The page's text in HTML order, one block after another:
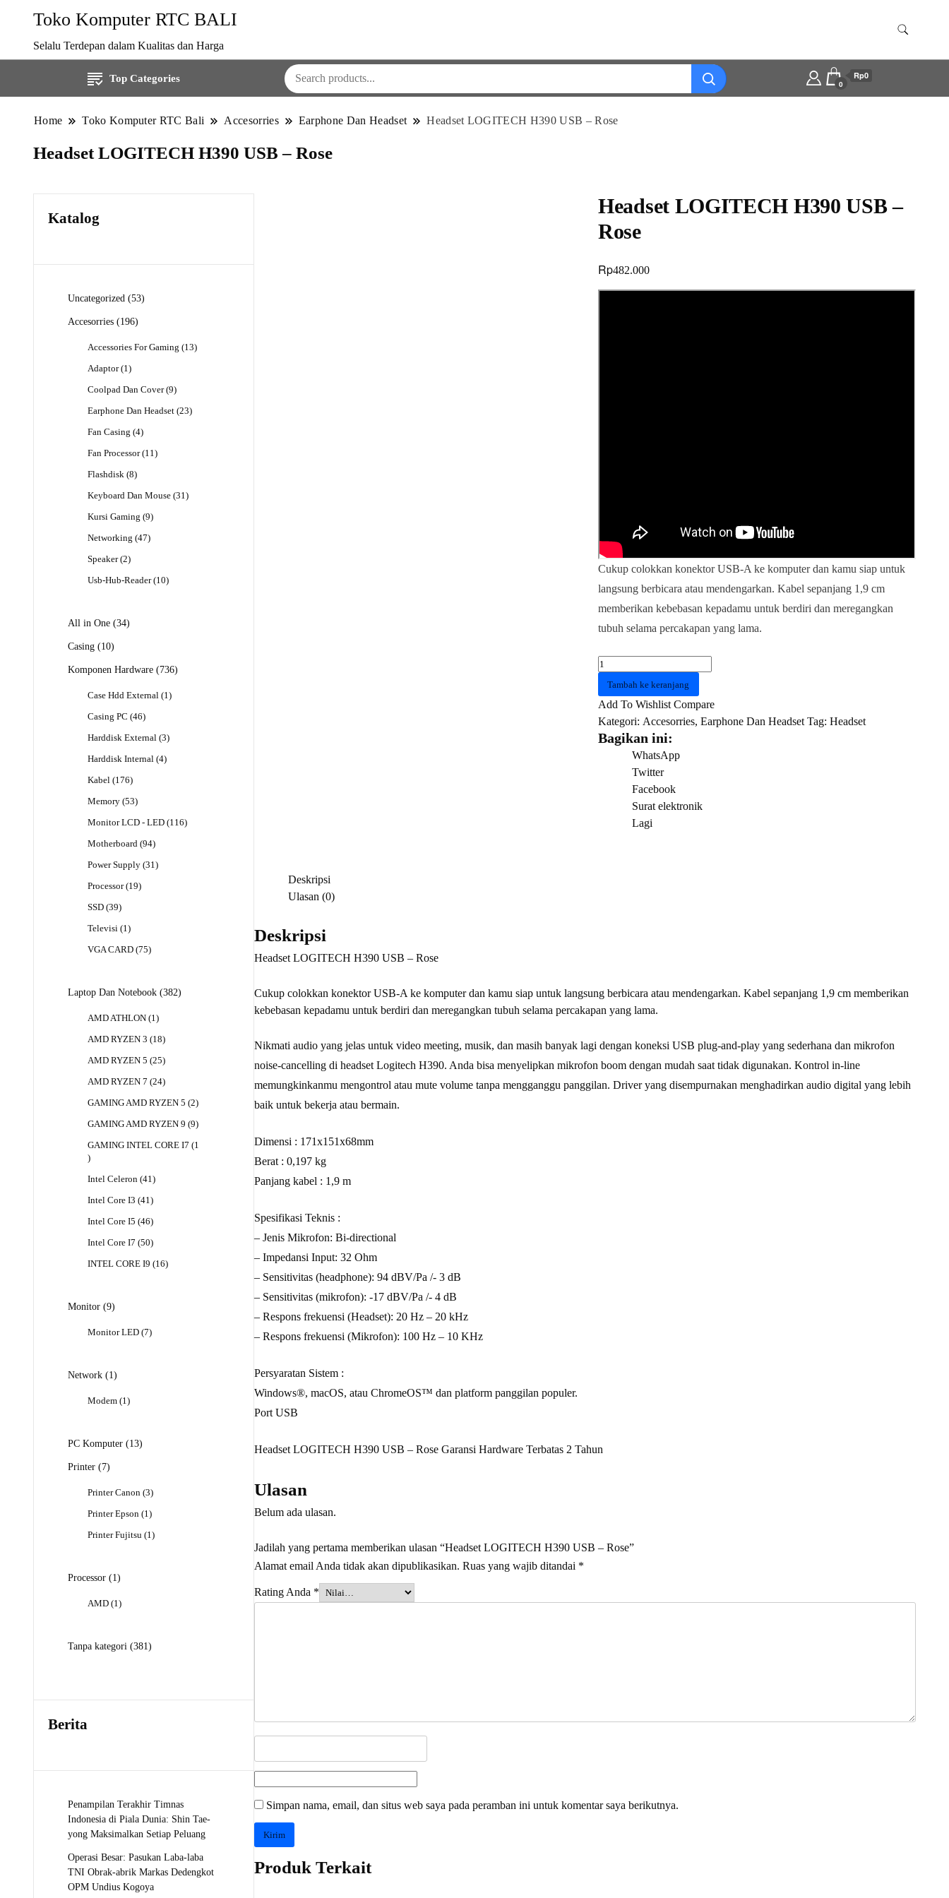
Toko Komputer RTC BALI
Selalu Terdepan dalam Kualitas dan Harga
Top Categories 0
Rp0
Home Toko Komputer RTC Bali Accesorries Earphone Dan Headset Headset LOGITECH H390 USB – Rose
Headset LOGITECH H390 USB – Rose
Headset LOGITECH H390 USB –
Rose
Rp482.000
Cukup colokkan konektor USB-A ke komputer dan kamu siap untuk
langsung berbicara atau mendengarkan. Kabel sepanjang 1,9 cm
memberikan kebebasan kepadamu untuk berdiri dan meregangkan
tubuh selama percakapan yang lama.
Kuantitas
Headset
LOGITECH
USB
Tambah ke keranjang
Add To Wishlist Compare
Kategori: Accesorries, Earphone Dan Headset Tag: Headset
Bagikan ini:
WhatsApp
Twitter
Facebook
Surat elektronik
Lagi
Deskripsi
Ulasan (0)
Deskripsi
Headset LOGITECH H390 USB – Rose
Cukup colokkan konektor USB-A ke komputer dan kamu siap untuk langsung berbicara atau mendengarkan. Kabel sepanjang 1,9 cm memberikan
kebebasan kepadamu untuk berdiri dan meregangkan tubuh selama percakapan yang lama.
Nikmati audio yang jelas untuk video meeting, musik, dan masih banyak lagi dengan koneksi USB plug-and-play yang sederhana dan mikrofon
noise-cancelling di headset Logitech H390. Anda bisa menyelipkan mikrofon boom dengan mudah saat tidak digunakan. Kontrol in-line
memungkinkanmu mengontrol atau mute volume tanpa mengganggu panggilan. Driver yang disempurnakan menghadirkan audio digital yang lebih
baik untuk bekerja atau bermain.
Dimensi : 171x151x68mm
Berat : 0,197 kg
Panjang kabel : 1,9 m
Spesifikasi Teknis :
– Jenis Mikrofon: Bi-directional
– Impedansi Input: 32 Ohm
– Sensitivitas (headphone): 94 dBV/Pa /- 3 dB
– Sensitivitas (mikrofon): -17 dBV/Pa /- 4 dB
– Respons frekuensi (Headset): 20 Hz – 20 kHz
– Respons frekuensi (Mikrofon): 100 Hz – 10 KHz
Persyaratan Sistem :
Windows®, macOS, atau ChromeOS™ dan platform panggilan populer.
Port USB
Headset LOGITECH H390 USB – Rose Garansi Hardware Terbatas 2 Tahun
Ulasan
Belum ada ulasan.
Jadilah yang pertama memberikan ulasan “Headset LOGITECH H390 USB – Rose”
Alamat email Anda tidak akan dipublikasikan. Ruas yang wajib ditandai *
Rating Anda *
Simpan nama, email, dan situs web saya pada peramban ini untuk komentar saya berikutnya.
Produk Terkait
Katalog
Uncategorized 5353
Accesorries
196196
Accessories For Gaming 1313
Adaptor 11
Coolpad Dan Cover 99
Earphone Dan Headset 2323
Fan Casing 44
Fan Processor 1111
Flashdisk 88
Keyboard Dan Mouse 3131
Kursi Gaming 99
Networking 4747
Speaker 22
Usb-Hub-Reader 1010
All in One 3434
Casing
1010
Komponen Hardware
736736
Case Hdd External 11
Casing PC 4646
Harddisk External 33
Harddisk Internal 44
Kabel 176176
Memory 5353
Monitor LCD - LED 116116
Motherboard 9494
Power Supply 3131
Processor 1919
SSD 3939
Televisi 11
VGA CARD 7575
Laptop Dan Notebook 382382
AMD ATHLON 11
AMD RYZEN 3
1818
AMD RYZEN 5 2525
AMD RYZEN 7 2424
GAMING AMD RYZEN 5 22
GAMING AMD RYZEN 9 99
GAMING INTEL CORE I7
1
1
Intel Celeron 4141
Intel Core I3 4141
Intel Core I5 4646
Intel Core I7 5050
INTEL CORE I9
1616
Monitor 99
Monitor LED 77
Network 11
Modem 11
PC Komputer 1313
Printer
77
Printer Canon 33
Printer Epson 11
Printer Fujitsu 11
Processor 11
AMD 11
Tanpa kategori 381381
Berita
Penampilan Terakhir Timnas
Indonesia di Piala Dunia: Shin Tae-
yong Maksimalkan Setiap Peluang
Operasi Besar: Pasukan Laba-laba
TNI Obrak-abrik Markas Dedengkot
OPM Undius Kogoya